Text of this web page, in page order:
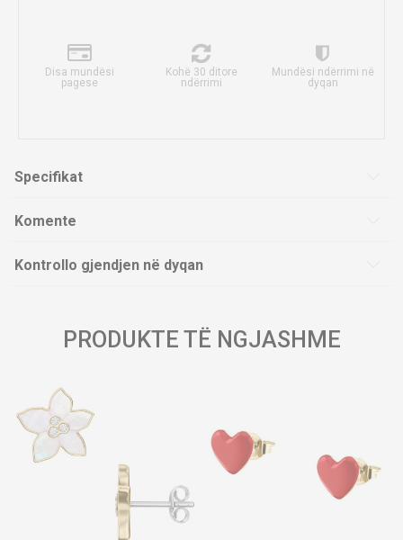
Disa mundësi
pagese
Kohë 30 ditore
ndërrimi
Mundësi ndërrimi në
dyqan
Specifikat
Komente
Kontrollo gjendjen në dyqan
PRODUKTE TË NGJASHME